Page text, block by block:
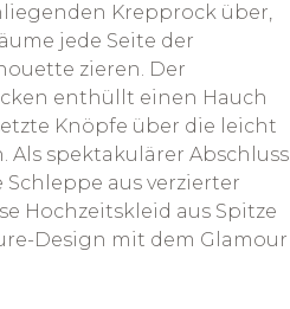
Krepprock über,
jede Seite der
zieren. Der
enthüllt einen Hauch
Knöpfe über die leicht
spektakulärer Abschluss
aus verzierter
Hochzeitskleid aus Spitze
Design mit dem Glamour